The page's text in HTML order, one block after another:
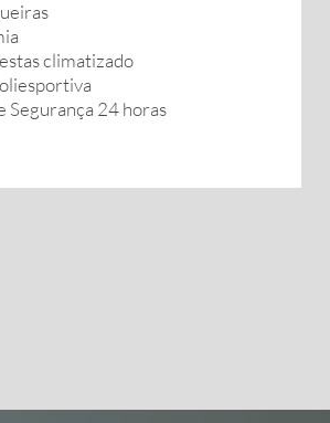
climatizado
Segurança 24 horas